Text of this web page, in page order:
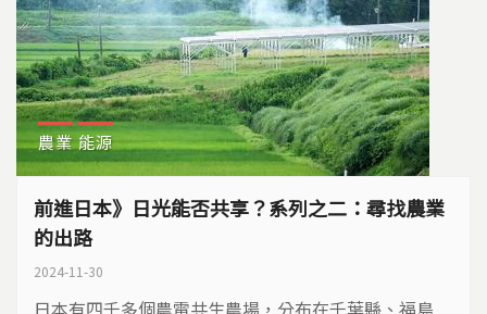
農業 能源
前進日本》日光能否共享？系列之二：尋找農業
的出路
2024-11-30
日本有四千多個農電共生農場，分布在千葉縣、福島